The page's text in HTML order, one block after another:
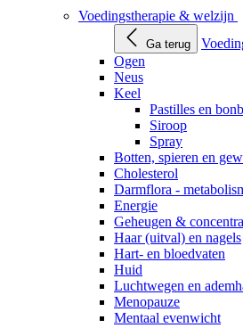
Voedingstherapie & welzijn
Ga terug
Ogen
Neus
Keel
Pastilles en
Siroop
Spray
Botten, spieren en
Cholesterol
Darmflora -
Energie
Geheugen &
Haar (uitval) en nagels
Hart- en bloedvaten
Huid
Luchtwegen en
Menopauze
Mentaal evenwicht